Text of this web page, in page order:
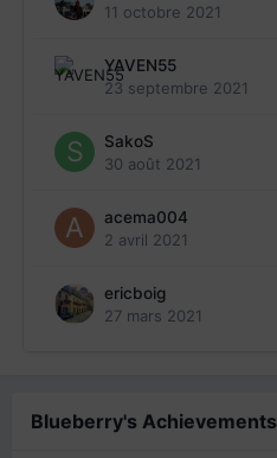
11 octobre 2021
YAVEN55
23 septembre 2021
SakoS
30 août 2021
acema004
2 avril 2021
ericboig
27 mars 2021
Blueberry's Achievements